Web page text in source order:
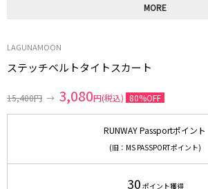
MORE
LAGUNAMOON
ステッチベルトタイトスカート
15,400円 → 3,080円(税込) 80%OFF
RUNWAY Passportポイント
(旧：MS PASSPORTポイント)
30 ポイント獲得